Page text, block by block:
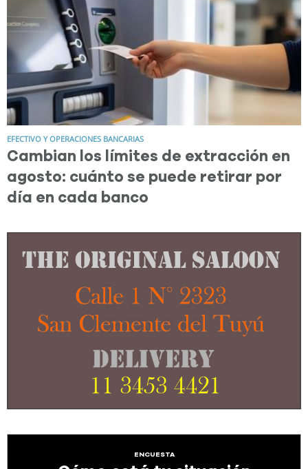
EFECTIVO Y OPERACIONES BANCARIAS
Cambian los límites de extracción en
agosto: cuánto se puede retirar por
día en cada banco
ENCUESTA